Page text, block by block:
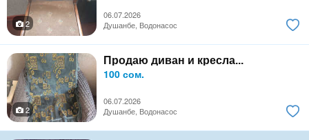
06.07.2026
2
Душанбе, Водонасос
Продаю диван и кресла...
100 сом.
06.07.2026
2
Душанбе, Водонасос